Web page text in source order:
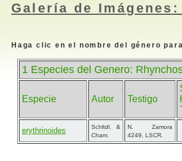
Galería de
Haga clic en el nombre del género
1 Especies del Genero:
Especie Autor Testigo
erythrinoides
Schltdl. &
Cham.
N. Zamora
4249, LSCR.